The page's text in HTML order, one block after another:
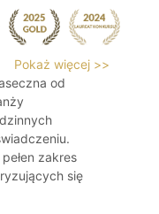
Pokaż więcej >>
od
zakres
się